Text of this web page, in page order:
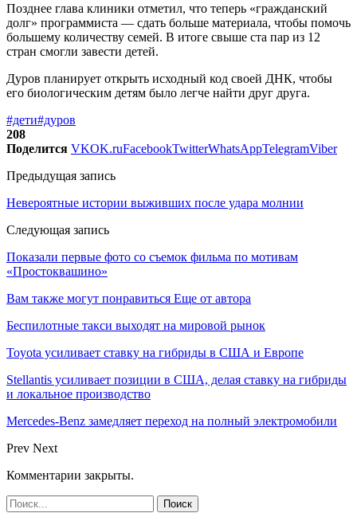
Позднее глава клиники отметил, что теперь «гражданский
долг» программиста — сдать больше материала, чтобы помочь
большему количеству семей. В итоге свыше ста пар из 12
стран смогли завести детей.
Дуров планирует открыть исходный код своей ДНК, чтобы
его биологическим детям было легче найти друг друга.
#дети#дуров
208
Поделится VKOK.ruFacebookTwitterWhatsAppTelegramViber
Предыдущая запись
Невероятные истории выживших после удара молнии
Следующая запись
Показали первые фото со съемок фильма по мотивам
«Простоквашино»
Вам также могут понравиться Еще от автора
Беспилотные такси выходят на мировой рынок
Toyota усиливает ставку на гибриды в США и Европе
Stellantis усиливает позиции в США, делая ставку на гибриды
и локальное производство
Mercedes-Benz замедляет переход на полный электромобили
Prev Next
Комментарии закрыты.